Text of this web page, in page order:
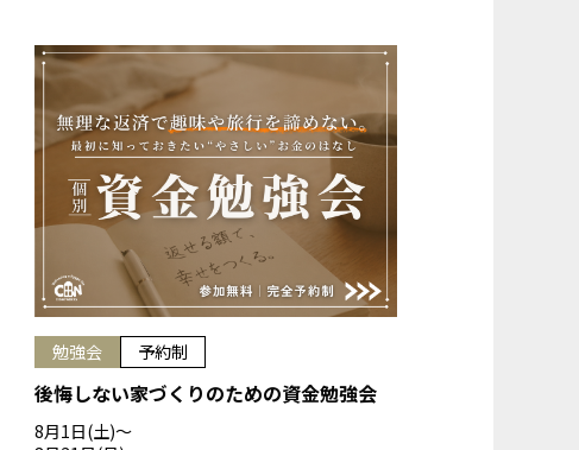
勉強会 予約制
後悔しない家づくりのための資金勉強会
8月1日(土)〜